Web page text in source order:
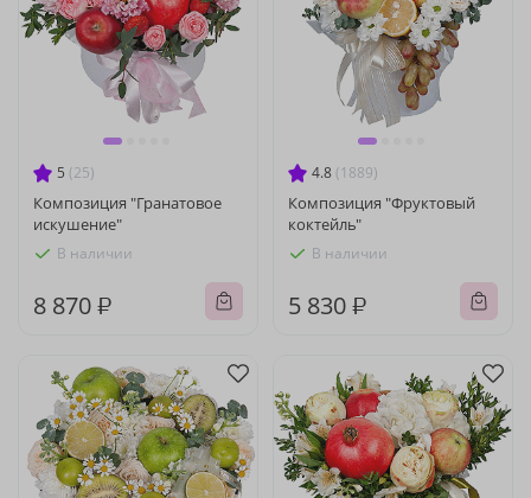
5 (25)
Композиция "Гранатовое
искушение"
В наличии
8 870 ₽
4.8 (1889)
Композиция "Фруктовый
коктейль"
В наличии
5 830 ₽